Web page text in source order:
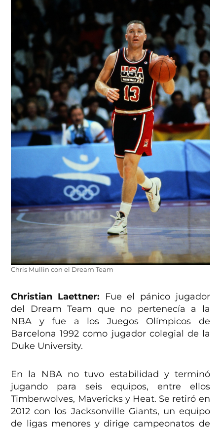
Chris Mullin con el Dream Team
Christian Laettner: Fue el pánico jugador
del Dream Team que no pertenecía a la
NBA y fue a los Juegos Olímpicos de
Barcelona 1992 como jugador colegial de la
Duke University.
En la NBA no tuvo estabilidad y terminó
jugando para seis equipos, entre ellos
Timberwolves, Mavericks y Heat. Se retiró en
2012 con los Jacksonville Giants, un equipo
de ligas menores y dirige campeonatos de